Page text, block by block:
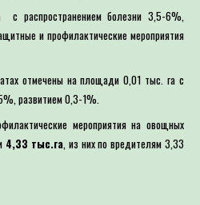
распространением болезни 3,5-6%,
и профилактические мероприятия
отмечены на площади 0,01 тыс. га с
развитием 0,3-1%.
мероприятия на овощных
4,33 тыс.га , из них по вредителям 3,33